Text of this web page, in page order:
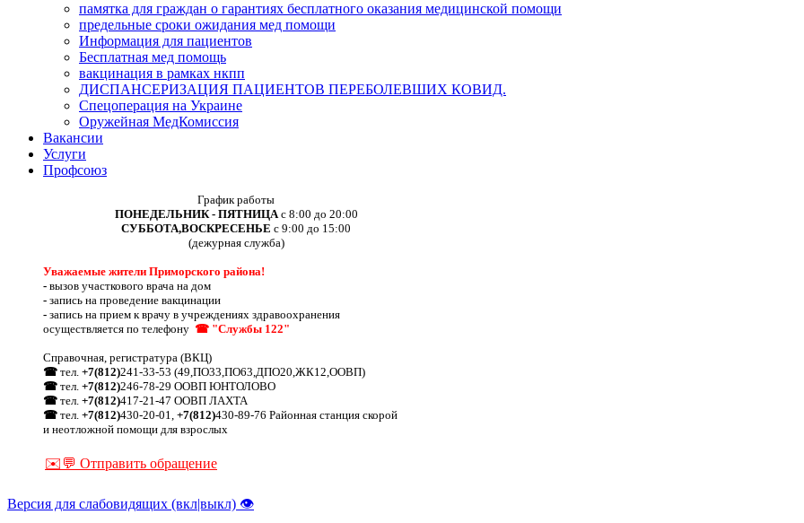
памятка для граждан о гарантиях бесплатного оказания медицинской помощи
предельные сроки ожидания мед помощи
Информация для пациентов
Бесплатная мед помощь
вакцинация в рамках нкпп
ДИСПАНСЕРИЗАЦИЯ ПАЦИЕНТОВ ПЕРЕБОЛЕВШИХ КОВИД.
Спецоперация на Украине
Оружейная МедКомиссия
Вакансии
Услуги
Профсоюз
График работы
ПОНЕДЕЛЬНИК - ПЯТНИЦА с 8:00 до 20:00
СУББОТА,ВОСКРЕСЕНЬЕ с 9:00 до 15:00
(дежурная служба)
Уважаемые жители Приморского района!
- вызов участкового врача на дом
- запись на проведение вакцинации
- запись на прием к врачу в учреждениях здравоохранения
осуществляется по телефону ☎ "Службы 122"
Справочная, регистратура (ВКЦ)
☎ тел. +7(812)241-33-53 (49,ПО33,ПО63,ДПО20,ЖК12,ООВП)
☎ тел. +7(812)246-78-29 ООВП ЮНТОЛОВО
☎ тел. +7(812)417-21-47 ООВП ЛАХТА
☎ тел. +7(812)430-20-01, +7(812)430-89-76 Районная станция скорой
и неотложной помощи для взрослых
✉️💬 Отправить обращение
Версия для слабовидящих (вкл|выкл) 👁